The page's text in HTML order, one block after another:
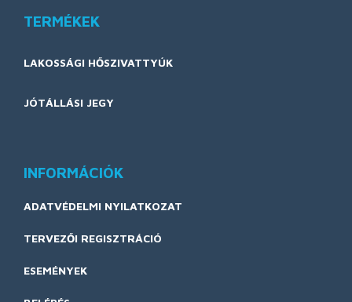
TERMÉKEK
LAKOSSÁGI HŐSZIVATTYÚK
JÓTÁLLÁSI JEGY
INFORMÁCIÓK
ADATVÉDELMI NYILATKOZAT
TERVEZŐI REGISZTRÁCIÓ
ESEMÉNYEK